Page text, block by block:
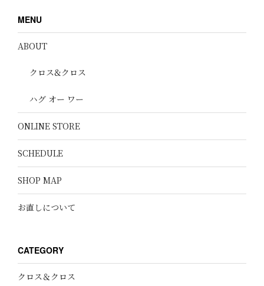
MENU
ABOUT
クロス&クロス
ハグ オー ワー
ONLINE STORE
SCHEDULE
SHOP MAP
お直しについて
CATEGORY
クロス＆クロス